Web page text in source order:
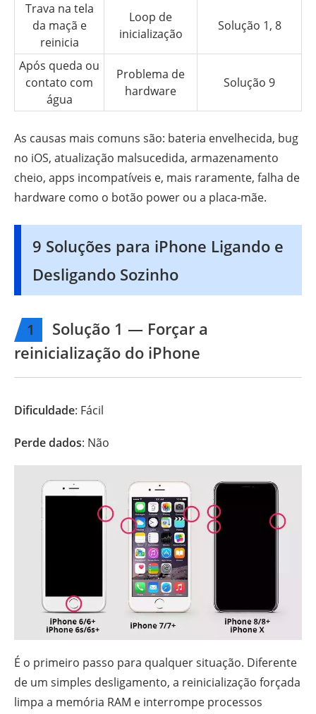
Trava na tela
da maçã e
reinicia
Loop de
inicialização
Solução 1, 8
Após queda ou
contato com
água
Problema de
hardware
Solução 9
As causas mais comuns são: bateria envelhecida, bug
no iOS, atualização malsucedida, armazenamento
cheio, apps incompatíveis e, mais raramente, falha de
hardware como o botão power ou a placa-mãe.
9 Soluções para iPhone Ligando e
Desligando Sozinho
1
Solução 1 — Forçar a
reinicialização do iPhone
Dificuldade: Fácil
Perde dados: Não
É o primeiro passo para qualquer situação. Diferente
de um simples desligamento, a reinicialização forçada
limpa a memória RAM e interrompe processos